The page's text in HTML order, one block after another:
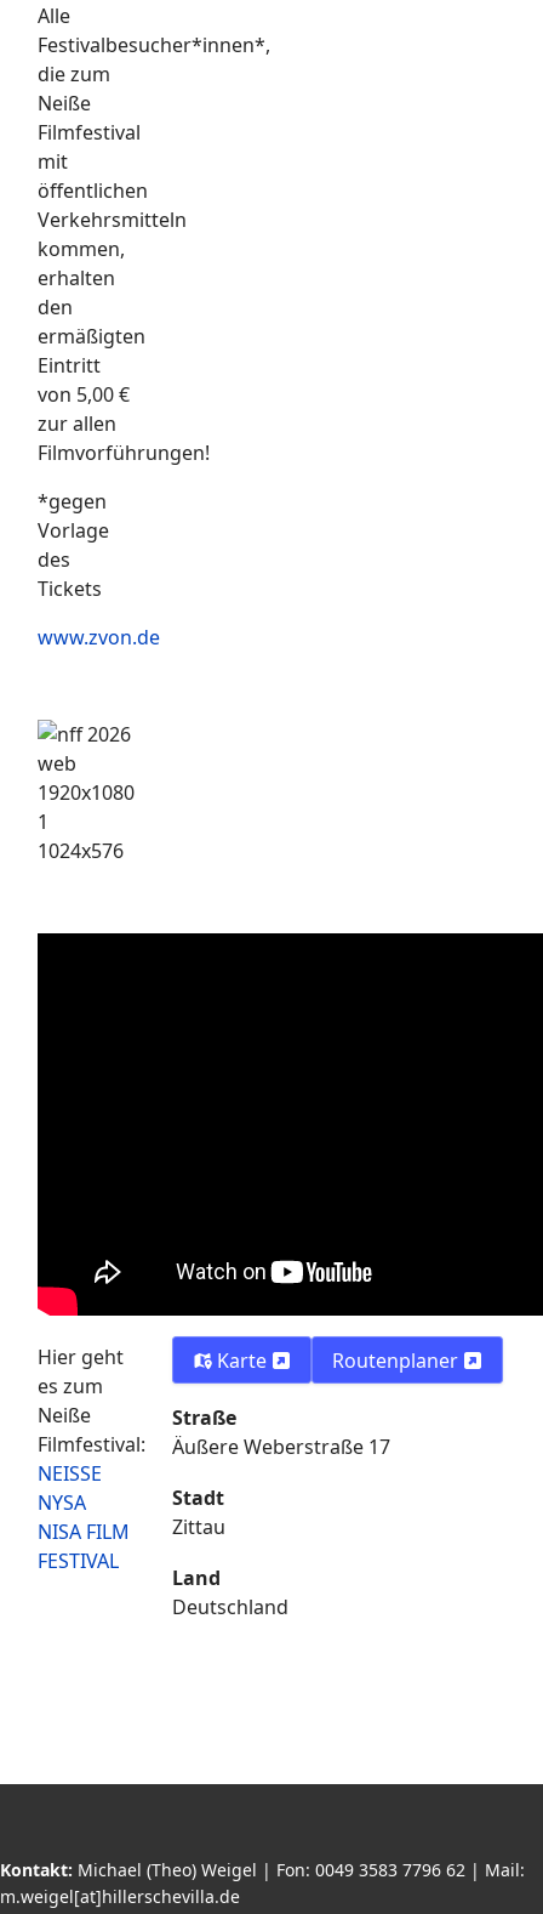
Alle
Festivalbesucher*innen*,
die zum
Neiße
Filmfestival
mit
öffentlichen
Verkehrsmitteln
kommen,
erhalten
den
ermäßigten
Eintritt
von 5,00 €
zur allen
Filmvorführungen!
*gegen
Vorlage
des
Tickets
www.zvon.de
Hier geht
es zum
Neiße
Filmfestival:
NEISSE
NYSA
NISA FILM
FESTIVAL
Karte Routenplaner
Straße
Äußere Weberstraße 17
Stadt
Zittau
Land
Deutschland
Kontakt: Michael (Theo) Weigel | Fon: 0049 3583 7796 62 | Mail:
m.weigel[at]hillerschevilla.de